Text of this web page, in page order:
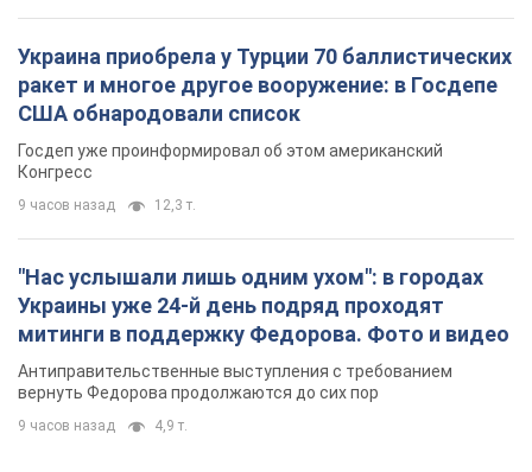
"Нас услышали лишь одним ухом": в городах
Украины уже 24-й день подряд проходят
митинги в поддержку Федорова. Фото и видео
вернуть Федорова продолжаются до сих пор